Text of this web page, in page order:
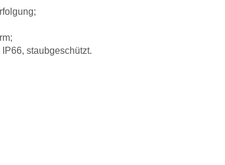
IP66, staubgeschützt.